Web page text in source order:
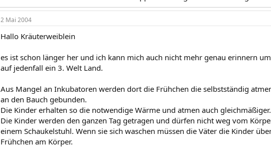
2 Mai 2004
Hallo Kräuterweiblein
es ist schon länger her und ich kann mich auch nicht mehr genau erinnern
auf jedenfall ein 3. Welt Land.
Aus Mangel an Inkubatoren werden dort die Frühchen die selbstständig
an den Bauch gebunden.
Die Kinder erhalten so die notwendige Wärme und atmen auch gleichmäßiger.
Die Kinder werden den ganzen Tag getragen und dürfen nicht weg vom
einem Schaukelstuhl. Wenn sie sich waschen müssen die Väter die Kinder
Frühchen am Körper.